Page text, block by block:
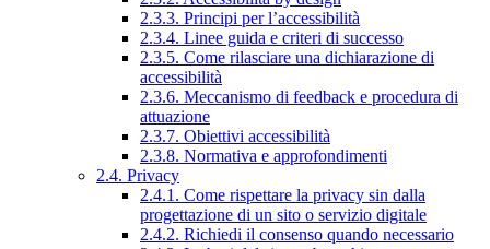
2.3.3. Principi per l’accessibilità
2.3.4. Linee guida e criteri di successo
2.3.5. Come rilasciare una dichiarazione di
accessibilità
2.3.6. Meccanismo di feedback e procedura di
attuazione
2.3.7. Obiettivi accessibilità
2.3.8. Normativa e approfondimenti
2.4. Privacy
2.4.1. Come rispettare la privacy sin dalla
progettazione di un sito o servizio digitale
2.4.2. Richiedi il consenso quando necessario